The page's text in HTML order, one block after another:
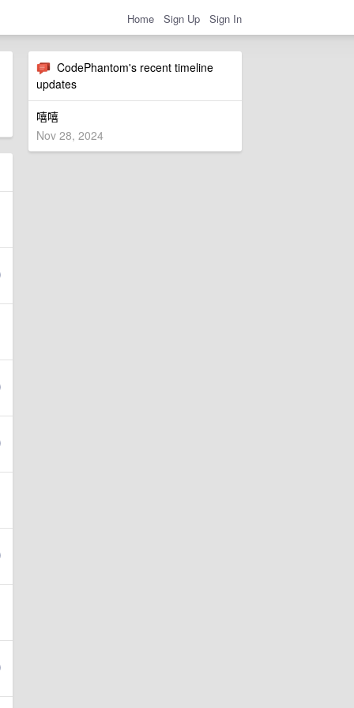
Home Sign Up Sign In
CodePhantom's recent timeline
updates
嘻嘻
Nov 28, 2024